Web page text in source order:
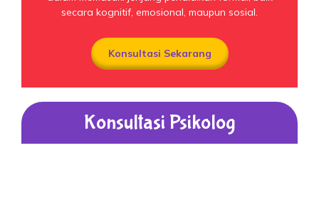
secara kognitif, emosional, maupun sosial.
Konsultasi Sekarang
Konsultasi Psikolog